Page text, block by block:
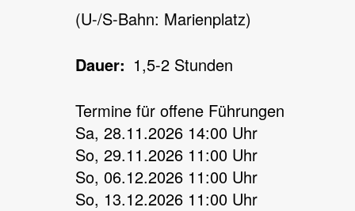
(U-/S-Bahn: Marienplatz)
Dauer
1,5-2 Stunden
Termine für offene Führungen
Sa, 28.11.2026 14:00 Uhr
So, 29.11.2026 11:00 Uhr
So, 06.12.2026 11:00 Uhr
So, 13.12.2026 11:00 Uhr